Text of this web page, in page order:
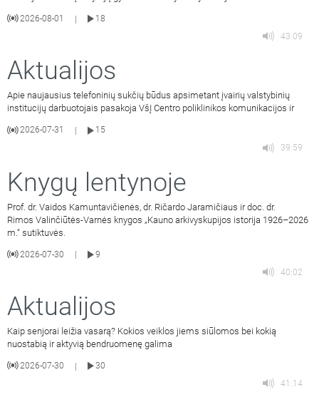
2026-08-01 |
18
43:09
Aktualijos
Apie naujausius telefoninių sukčių būdus apsimetant įvairių valstybinių
institucijų darbuotojais pasakoja VšĮ Centro poliklinikos komunikacijos ir
2026-07-31
15
39:59
Knygų lentynoje
Prof. dr. Vaidos Kamuntavičienės, dr. Ričardo Jaramičiaus ir doc. dr.
Rimos Valinčiūtės-Varnės knygos „Kauno arkivyskupijos istorija 1926–2026
m.“ sutiktuvės.
2026-07-30
9
40:02
Aktualijos
Kaip senjorai leižia vasarą? Kokios veiklos jiems siūlomos bei kokią
nuostabią ir aktyvią bendruomenę galima
2026-07-30 |
30
41:14